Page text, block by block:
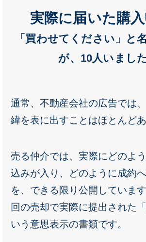
実際に届いた購
「買わせてください」と
が、10人いました
通常、不動産会社の広告では
緯を表に出すことはほとんどあ
売る仲介では、実際にどのよ
込みが入り、どのように成約
を、できる限り公開していま
回の売却で実際に提出された
いう意思表示の書類です。